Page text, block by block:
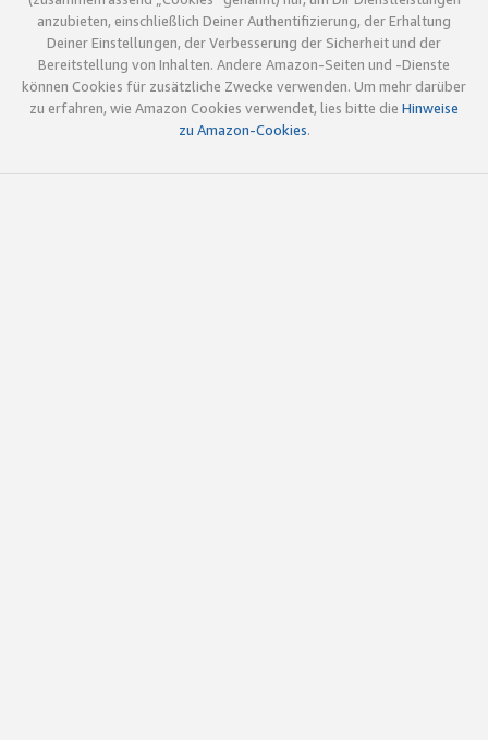
anzubieten, einschließlich Deiner Authentifizierung, der Erhaltung
Deiner Einstellungen, der Verbesserung der Sicherheit und der
Bereitstellung von Inhalten. Andere Amazon-Seiten und -Dienste
können Cookies für zusätzliche Zwecke verwenden. Um mehr darüber
zu erfahren, wie Amazon Cookies verwendet, lies bitte die Hinweise
zu Amazon-Cookies.